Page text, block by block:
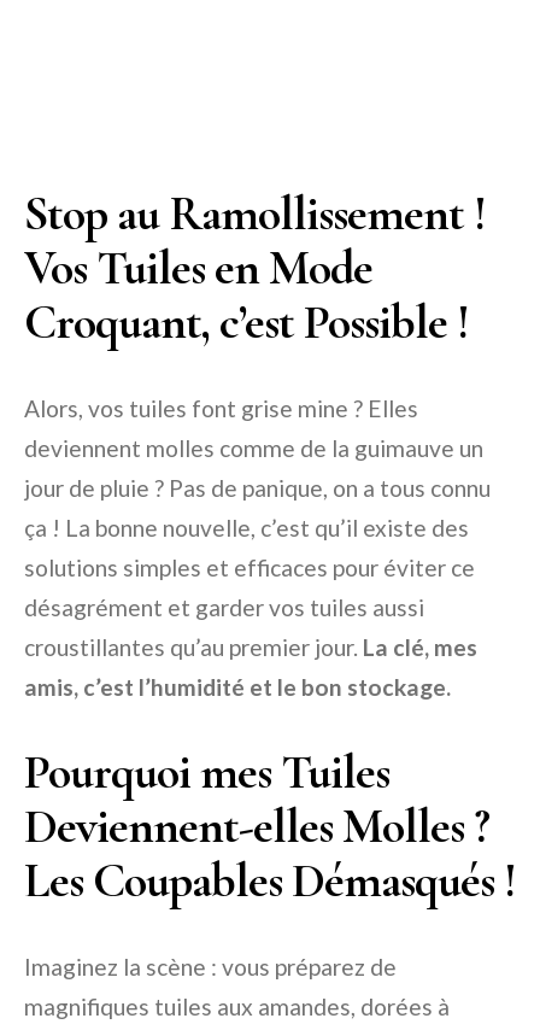
Stop au Ramollissement !
Vos Tuiles en Mode
Croquant, c’est Possible !
Alors, vos tuiles font grise mine ? Elles
deviennent molles comme de la guimauve un
jour de pluie ? Pas de panique, on a tous connu
ça ! La bonne nouvelle, c’est qu’il existe des
solutions simples et efficaces pour éviter ce
désagrément et garder vos tuiles aussi
croustillantes qu’au premier jour. La clé, mes
amis, c’est l’humidité et le bon stockage.
Pourquoi mes Tuiles
Deviennent-elles Molles ?
Les Coupables Démasqués !
Imaginez la scène : vous préparez de
magnifiques tuiles aux amandes, dorées à